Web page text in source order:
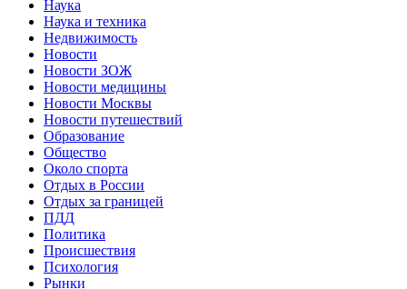
Наука
Наука и техника
Недвижимость
Новости
Новости ЗОЖ
Новости медицины
Новости Москвы
Новости путешествий
Образование
Общество
Около спорта
Отдых в России
Отдых за границей
ПДД
Политика
Происшествия
Психология
Рынки